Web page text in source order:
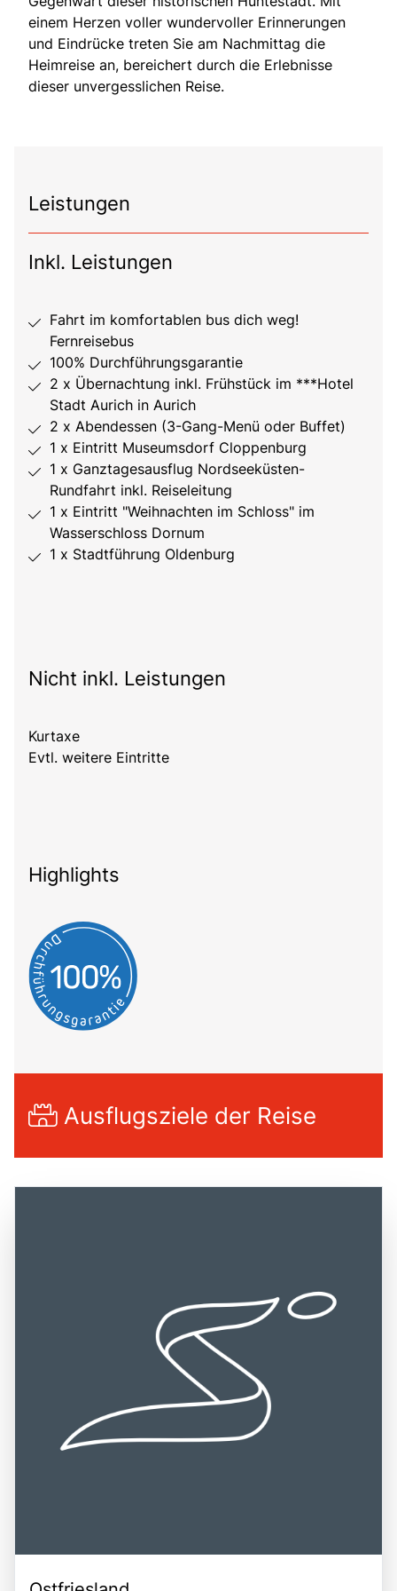
einem Herzen voller wundervoller Erinnerungen
und Eindrücke treten Sie am Nachmittag die
Heimreise an, bereichert durch die Erlebnisse
dieser unvergesslichen Reise.
Leistungen
Inkl. Leistungen
Fahrt im komfortablen bus dich weg!
Fernreisebus
100% Durchführungsgarantie
2 x Übernachtung inkl. Frühstück im ***Hotel
Stadt Aurich in Aurich
2 x Abendessen (3-Gang-Menü oder Buffet)
1 x Eintritt Museumsdorf Cloppenburg
1 x Ganztagesausflug Nordseeküsten-
Rundfahrt inkl. Reiseleitung
1 x Eintritt "Weihnachten im Schloss" im
Wasserschloss Dornum
1 x Stadtführung Oldenburg
Nicht inkl. Leistungen
Kurtaxe
Evtl. weitere Eintritte
Highlights
Ausflugsziele der Reise